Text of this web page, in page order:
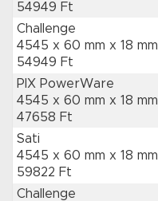
54949 Ft
Challenge
4545 x 60 mm x 18 mm
54949 Ft
PIX PowerWare
4545 x 60 mm x 18 mm
47658 Ft
Sati
4545 x 60 mm x 18 mm
59822 Ft
Challenge